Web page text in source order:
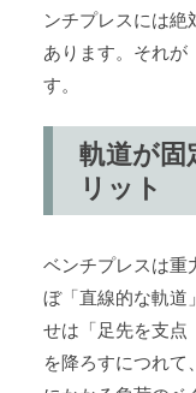
ンチプレスには
あります。それが
す。
軌道が固
リット
ベンチプレスは重
ぼ「直線的な軌道
せは「足先を支点
を降ろすにつれて